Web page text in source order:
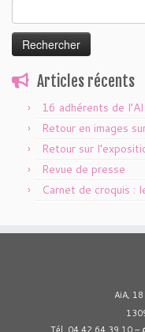
Articles récents
16 adhérents de
Retour en images
Retour sur
Revue de presse
Carnet de croquis :
AiA,